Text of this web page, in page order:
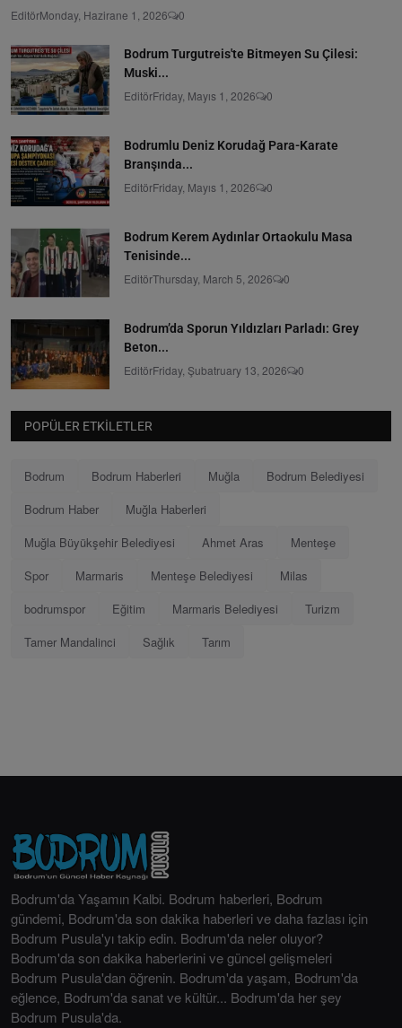
EditörMonday, Hazirane 1, 2026 0
Bodrum Turgutreis'te Bitmeyen Su Çilesi:
Muski...
EditörFriday, Mayıs 1, 2026 0
Bodrumlu Deniz Korudağ Para-Karate
Branşında...
EditörFriday, Mayıs 1, 2026 0
Bodrum Kerem Aydınlar Ortaokulu Masa
Tenisinde...
EditörThursday, March 5, 2026 0
Bodrum’da Sporun Yıldızları Parladı: Grey
Beton...
EditörFriday, Şubatruary 13, 2026 0
POPÜLER ETKILETLER
Bodrum Bodrum Haberleri Muğla
Bodrum Belediyesi
Bodrum Haber
Muğla Haberleri
Muğla Büyükşehir Belediyesi
Ahmet Aras
Menteşe
Spor
Marmaris Menteşe Belediyesi
Milas
bodrumspor
Eğitim Marmaris Belediyesi
Turizm
Tamer Mandalinci
Sağlık Tarım
Bodrum'da Yaşamın Kalbi. Bodrum haberleri, Bodrum
gündemi, Bodrum'da son dakika haberleri ve daha fazlası için
Bodrum Pusula'yı takip edin. Bodrum'da neler oluyor?
Bodrum'da son dakika haberlerini ve güncel gelişmeleri
Bodrum Pusula'dan öğrenin. Bodrum'da yaşam, Bodrum'da
eğlence, Bodrum'da sanat ve kültür... Bodrum'da her şey
Bodrum Pusula'da.